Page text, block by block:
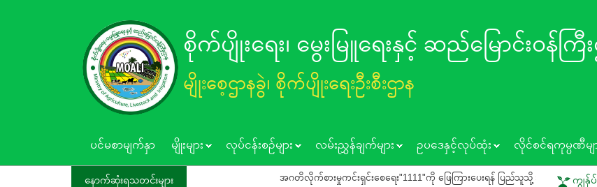
စိုက်ပျိုးရေး၊ မွေးမြူရေးနှင့် ဆည်မြောင်း၀န်ကြီး
မျိုးစေ့ဌာနခွဲ၊ စိုက်ပျိုးရေးဦးစီးဌာန
ပင်မစာမျက်နှာ မျိုးများ လုပ်ငန်းစဥ်များ လမ်းညွှန်ချက်များ ဥပဒေနှင့်လုပ်ထုံး လိုင်စင်ရကုမ္ပဏီမျ
နောက်ဆုံးရသတင်းများ အဂတိလိုက်စားမှုကင်းရှင်းစေရေး"1111"ကို ဖြေကြားပေးရန် ပြည်သူသို့ သတိပေးနှိုးဆော်ခြင်းကျွန်ု